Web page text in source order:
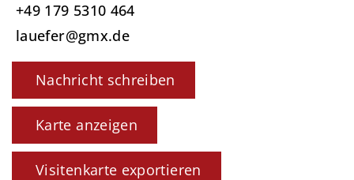
+49 179 5310 464
lauefer@gmx.de
Nachricht schreiben
Karte anzeigen
Visitenkarte exportieren